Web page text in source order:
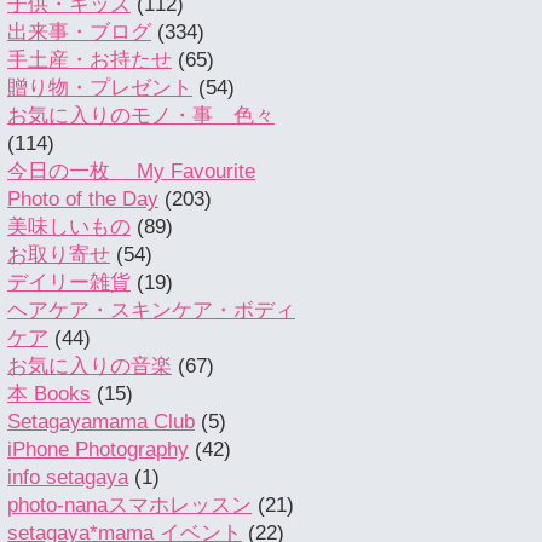
出来事・ブログ (334)
手土産・お持たせ (65)
贈り物・プレゼント (54)
お気に入りのモノ・事 色々
(114)
今日の一枚 My Favourite
Photo of the Day (203)
美味しいもの (89)
お取り寄せ (54)
デイリー雑貨 (19)
ヘアケア・スキンケア・ボディ
ケア (44)
お気に入りの音楽 (67)
本 Books (15)
Setagayamama Club (5)
iPhone Photography (42)
info setagaya(1)
photo-nanaスマホレッスン (21)
setagaya*mama イベント (22)